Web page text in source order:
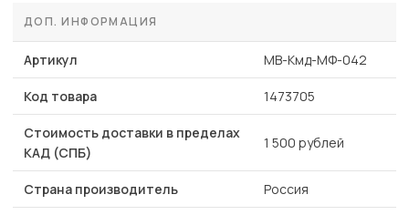
ДОП. ИНФОРМАЦИЯ
Артикул MB-Кмд-МФ-042
Код товара 1473705
Стоимость доставки в пределах
КАД (СПБ)
1 500 рублей
Страна производитель Россия